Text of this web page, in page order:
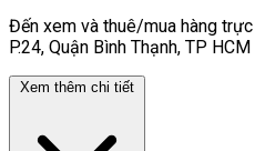
Đến xem và thuê/mua hàng
P.24, Quận Bình Thạnh, TP HCM
Xem thêm chi tiết